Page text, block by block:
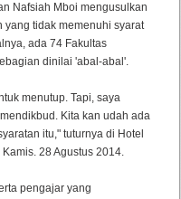
Nafsiah Mboi mengusulkan
yang tidak memenuhi syarat
ada 74 Fakultas
dinilai 'abal-abal'.
menutup. Tapi, saya
Kita kan udah ada
itu," tuturnya di Hotel
28 Agustus 2014.
pengajar yang